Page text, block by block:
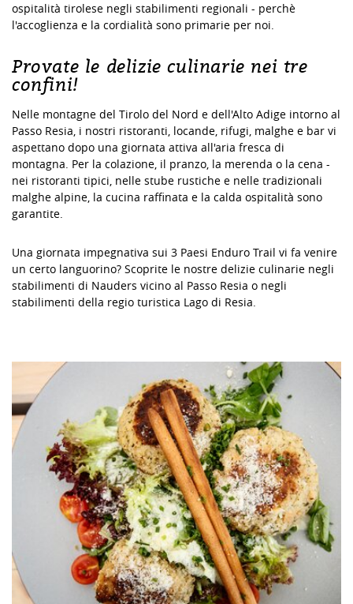
ospitalità tirolese negli stabilimenti regionali - perchè
l'accoglienza e la cordialità sono primarie per noi.
Provate le delizie culinarie nei tre
confini!
Nelle montagne del Tirolo del Nord e dell'Alto Adige intorno al
Passo Resia, i nostri ristoranti, locande, rifugi, malghe e bar vi
aspettano dopo una giornata attiva all'aria fresca di
montagna. Per la colazione, il pranzo, la merenda o la cena -
nei ristoranti tipici, nelle stube rustiche e nelle tradizionali
malghe alpine, la cucina raffinata e la calda ospitalità sono
garantite.
Una giornata impegnativa sui 3 Paesi Enduro Trail vi fa venire
un certo languorino? Scoprite le nostre delizie culinarie negli
stabilimenti di Nauders vicino al Passo Resia o negli
stabilimenti della regio turistica Lago di Resia.